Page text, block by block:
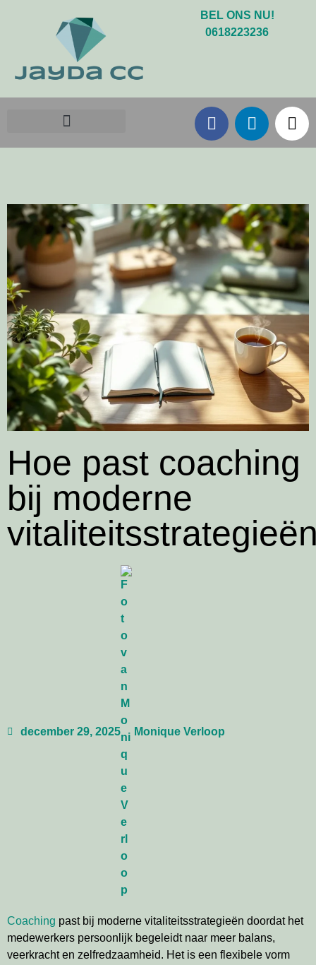
BEL ONS NU!
0618223236
Hoe past coaching
bij moderne
december 29, 2025 Monique Verloop
Coaching past bij moderne vitaliteitsstrategieën doordat het
medewerkers persoonlijk begeleidt naar meer balans,
veerkracht en zelfredzaamheid. Het is een flexibele vorm